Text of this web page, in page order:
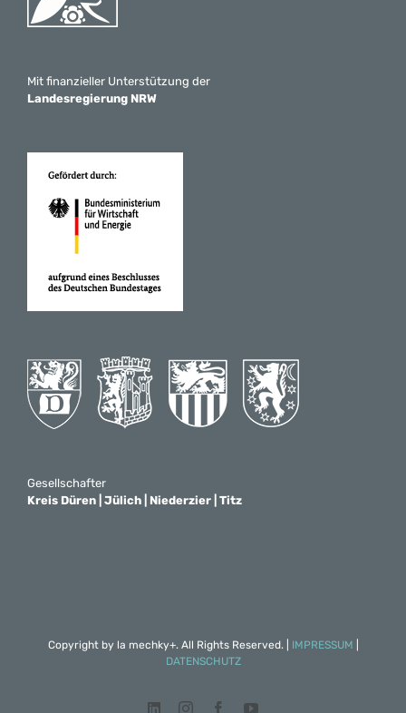
Mit finanzieller Unterstützung der
Landesregierung NRW
Gesellschafter
Kreis Düren | Jülich | Niederzier | Titz
Copyright by la mechky+. All Rights Reserved. | IMPRESSUM
DATENSCHUTZ
LinkedInInstagramFacebookYouTube